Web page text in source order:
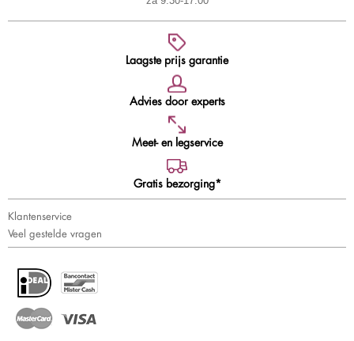
Laagste prijs garantie
Advies door experts
Meet- en legservice
Gratis bezorging*
Klantenservice
Veel gestelde vragen